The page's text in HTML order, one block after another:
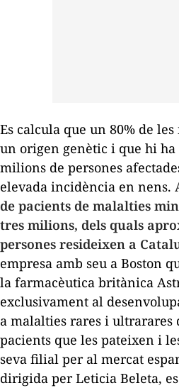
Es calcula que un 80% de
un origen genètic i que hi
milions de persones
elevada incidència en nens.
de pacients de malalties
tres milions, dels quals
persones resideixen a
empresa amb seu a Boston
la farmacèutica britànica
exclusivament al
a malalties rares i ultrarares
pacients que les pateixen i
seva filial per al mercat
dirigida perLeticia Beleta,